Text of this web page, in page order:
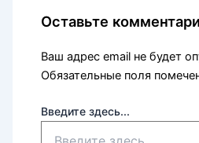
Оставьте
Ваш адрес email не будет
Обязательные поля
Введите здесь...